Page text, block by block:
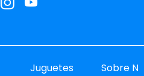
Juguetes Sobre